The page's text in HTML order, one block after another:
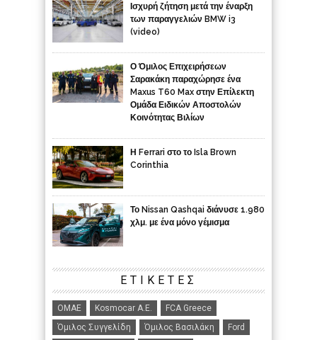
Ισχυρή ζήτηση μετά την έναρξη
των παραγγελιών BMW i3
(video)
Ο Όμιλος Επιχειρήσεων
Σαρακάκη παραχώρησε ένα
Maxus T60 Max στην Επίλεκτη
Ομάδα Ειδικών Αποστολών
Κοινότητας Βιλίων
Η Ferrari στο το Isla Brown
Corinthia
Το Nissan Qashqai διάνυσε 1.980
χλμ. με ένα μόνο γέμισμα
ΕΤΙΚΈΤΕΣ
ΟΜΑΕ Kosmocar Α.Ε.
FCA Greece
Όμιλος Συγγελίδη
Όμιλος Βασιλάκη
Ford